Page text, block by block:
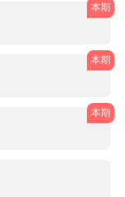
本期
本期
本期